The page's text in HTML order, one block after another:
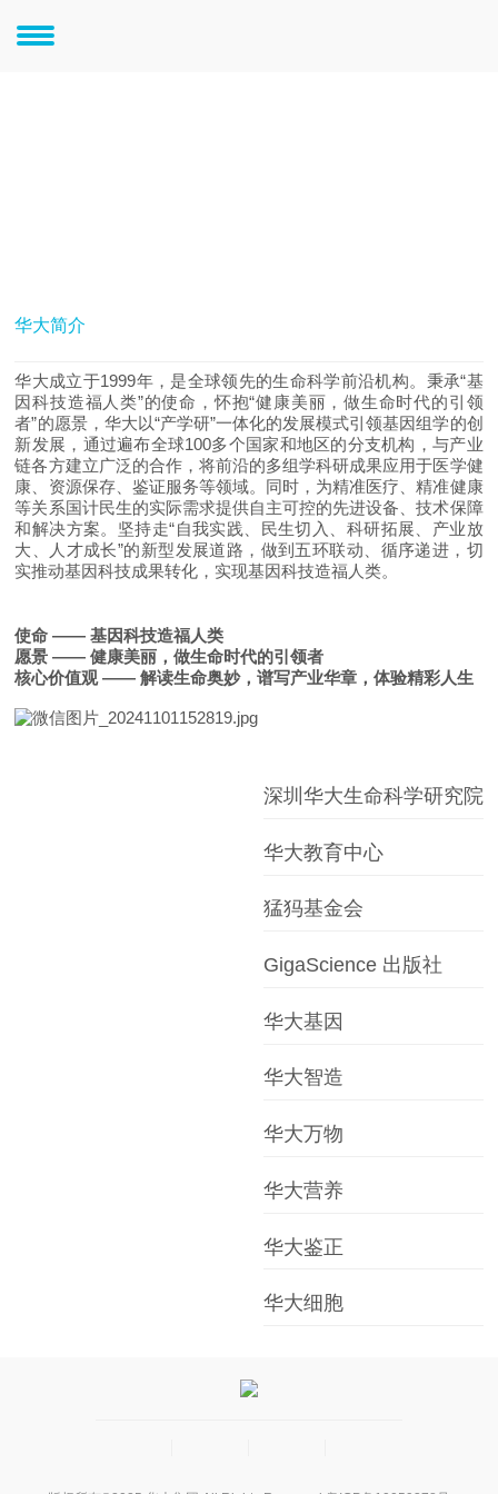
关于华大
华大简介
华大成立于1999年，是全球领先的生命科学前沿机构。秉承“基
因科技造福人类”的使命，怀抱“健康美丽，做生命时代的引领
者”的愿景，华大以“产学研”一体化的发展模式引领基因组学的创
新发展，通过遍布全球100多个国家和地区的分支机构，与产业
链各方建立广泛的合作，将前沿的多组学科研成果应用于医学健
康、资源保存、鉴证服务等领域。同时，为精准医疗、精准健康
等关系国计民生的实际需求提供自主可控的先进设备、技术保障
和解决方案。坚持走“自我实践、民生切入、科研拓展、产业放
大、人才成长”的新型发展道路，做到五环联动、循序递进，切
实推动基因科技成果转化，实现基因科技造福人类。
使命 —— 基因科技造福人类
愿景 —— 健康美丽，做生命时代的引领者
核心价值观 —— 解读生命奥妙，谱写产业华章，体验精彩人生
深圳华大生命科学研究院
华大教育中心
猛犸基金会
GigaScience 出版社
华大基因
华大智造
华大万物
华大营养
华大鉴正
华大细胞